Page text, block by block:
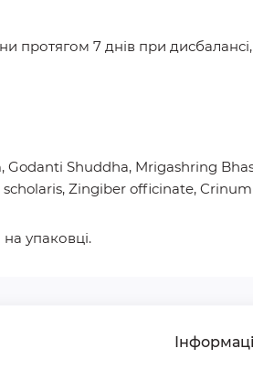
протягом 7 днів при
Shuddha, Mrigashring
Zingiber officinate,
упаковці.